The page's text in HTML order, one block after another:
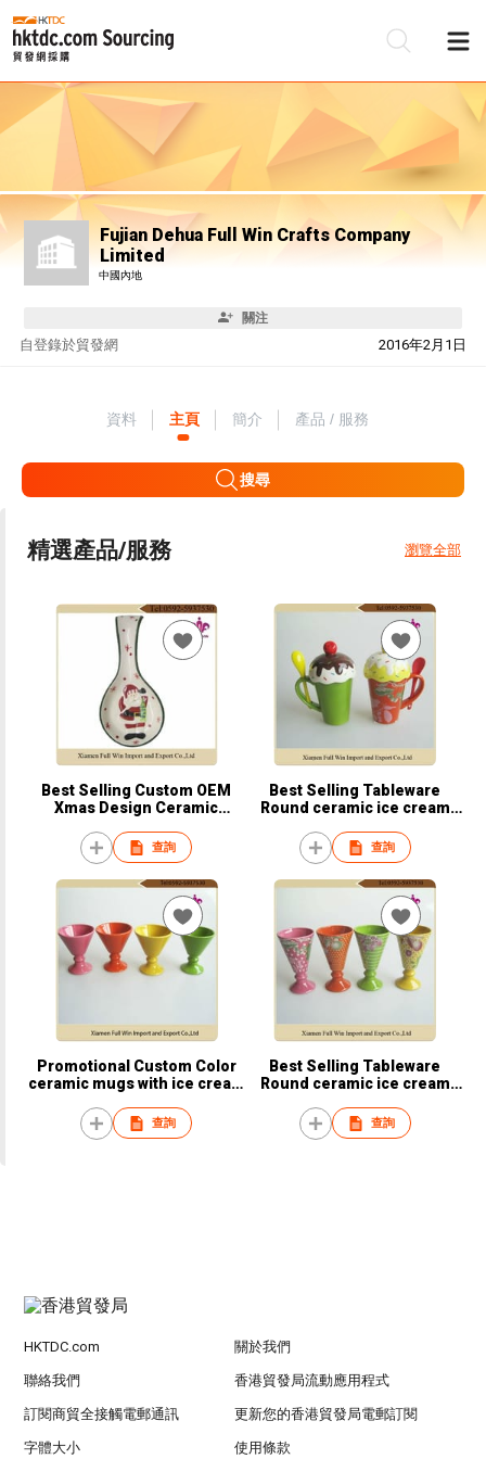
Fujian Dehua Full Win Crafts Company
Limited
中國內地
關注
自 2016年2月1日
登錄於貿發網
資料 主頁 簡介 產品 / 服務
搜尋
精選產品/服務 瀏覽全部
Best Selling Custom OEM
Xmas Design Ceramic
for Christmas
查詢
Best Selling Tableware
Round ceramic ice cream
查詢
Promotional Custom Color
ceramic mugs with ice cream
查詢
Best Selling Tableware
Round ceramic ice cream
查詢
HKTDC.com 關於我們
聯絡我們 香港貿發局流動應用程式
訂閱商貿全接觸電郵通訊 更新您的香港貿發局電郵訂閱
字體大小 使用條款